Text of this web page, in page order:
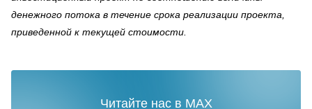
денежного потока в течение срока реализации проекта,
приведенной к текущей стоимости.
Читайте нас в MAX